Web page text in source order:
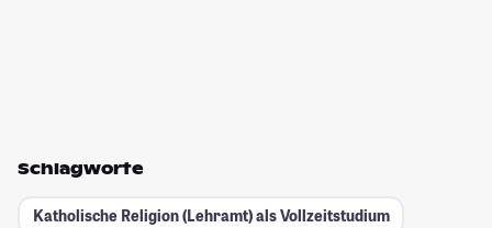
Schlagworte
Katholische Religion (Lehramt) als Vollzeitstudium